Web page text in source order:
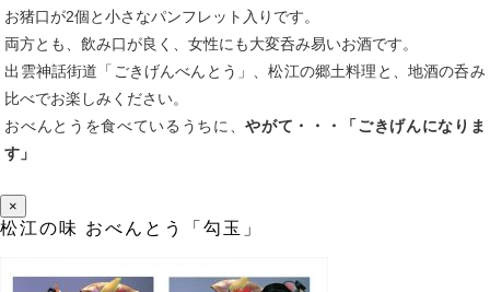
お猪口が2個と小さなパンフレット入りです。
両方とも、飲み口が良く、女性にも大変呑み易いお酒です。
出雲神話街道「ごきげんべんとう」、松江の郷土料理と、地酒の呑み
比べでお楽しみください。
おべんとうを食べているうちに、やがて・・・「ごきげんになりま
す」
×
松江の味 おべんとう「勾玉」